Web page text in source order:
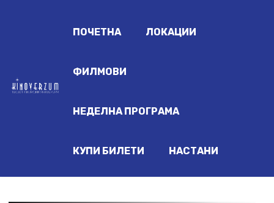
ПОЧЕТНА ЛОКАЦИИ
ФИЛМОВИ
НЕДЕЛНА ПРОГРАМА
КУПИ БИЛЕТИ НАСТАНИ